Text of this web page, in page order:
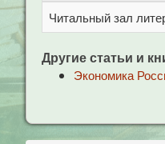
Читальный зал
Другие статьи и
Экономика